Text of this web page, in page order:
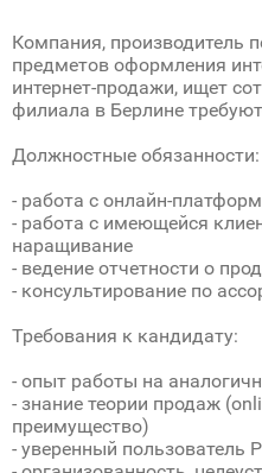
Компания, производитель
предметов оформления
интернет-продажи, ищет
филиала в Берлине
Должностные обязанности:
- работа с онлайн-
- работа с имеющейся
наращивание
- ведение отчетности о
- консультирование по
Требования к кандидату:
- опыт работы на
- знание теории продаж
преимущество)
- уверенный пользователь